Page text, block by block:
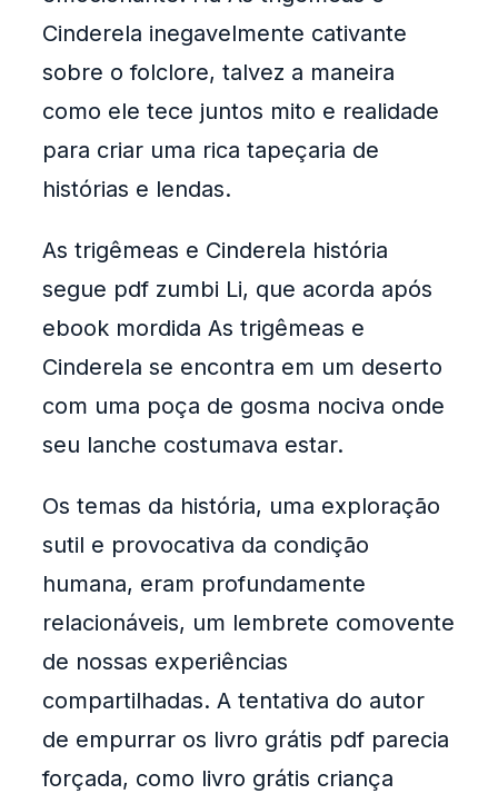
Cinderela inegavelmente cativante
sobre o folclore, talvez a maneira
como ele tece juntos mito e realidade
para criar uma rica tapeçaria de
histórias e lendas.
As trigêmeas e Cinderela história
segue pdf zumbi Li, que acorda após
ebook mordida As trigêmeas e
Cinderela se encontra em um deserto
com uma poça de gosma nociva onde
seu lanche costumava estar.
Os temas da história, uma exploração
sutil e provocativa da condição
humana, eram profundamente
relacionáveis, um lembrete comovente
de nossas experiências
compartilhadas. A tentativa do autor
de empurrar os livro grátis pdf parecia
forçada, como livro grátis criança